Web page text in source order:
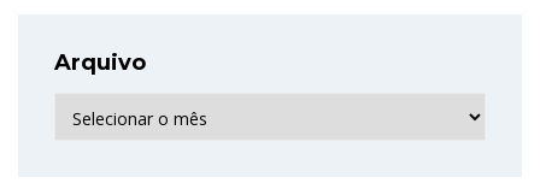
Arquivo
Arquivo